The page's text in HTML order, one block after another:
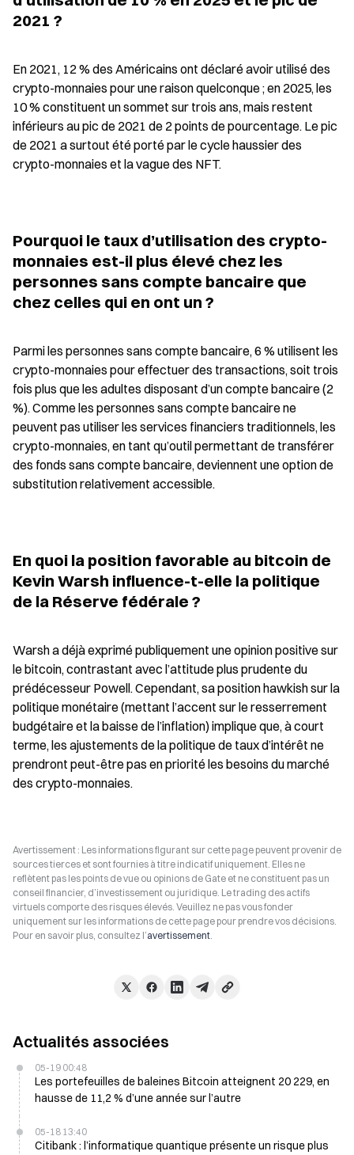
2021 ?
En 2021, 12 % des Américains ont déclaré avoir utilisé des
crypto-monnaies pour une raison quelconque ; en 2025, les
10 % constituent un sommet sur trois ans, mais restent
inférieurs au pic de 2021 de 2 points de pourcentage. Le pic
de 2021 a surtout été porté par le cycle haussier des
crypto-monnaies et la vague des NFT.
Pourquoi le taux d’utilisation des crypto-
monnaies est-il plus élevé chez les
personnes sans compte bancaire que
chez celles qui en ont un ?
Parmi les personnes sans compte bancaire, 6 % utilisent les
crypto-monnaies pour effectuer des transactions, soit trois
fois plus que les adultes disposant d’un compte bancaire (2
%). Comme les personnes sans compte bancaire ne
peuvent pas utiliser les services financiers traditionnels, les
crypto-monnaies, en tant qu’outil permettant de transférer
des fonds sans compte bancaire, deviennent une option de
substitution relativement accessible.
En quoi la position favorable au bitcoin de
Kevin Warsh influence-t-elle la politique
de la Réserve fédérale ?
Warsh a déjà exprimé publiquement une opinion positive sur
le bitcoin, contrastant avec l’attitude plus prudente du
prédécesseur Powell. Cependant, sa position hawkish sur la
politique monétaire (mettant l’accent sur le resserrement
budgétaire et la baisse de l’inflation) implique que, à court
terme, les ajustements de la politique de taux d’intérêt ne
prendront peut-être pas en priorité les besoins du marché
des crypto-monnaies.
Avertissement : Les informations figurant sur cette page peuvent provenir de
sources tierces et sont fournies à titre indicatif uniquement. Elles ne
reflètent pas les points de vue ou opinions de Gate et ne constituent pas un
conseil financier, d’investissement ou juridique. Le trading des actifs
virtuels comporte des risques élevés. Veuillez ne pas vous fonder
uniquement sur les informations de cette page pour prendre vos décisions.
Pour en savoir plus, consultez l’avertissement
Actualités associées
05-19 00:48
Les portefeuilles de baleines Bitcoin atteignent 20 229, en
hausse de 11,2 % d’une année sur l’autre
05-18 13:40
Citibank : l’informatique quantique présente un risque plus